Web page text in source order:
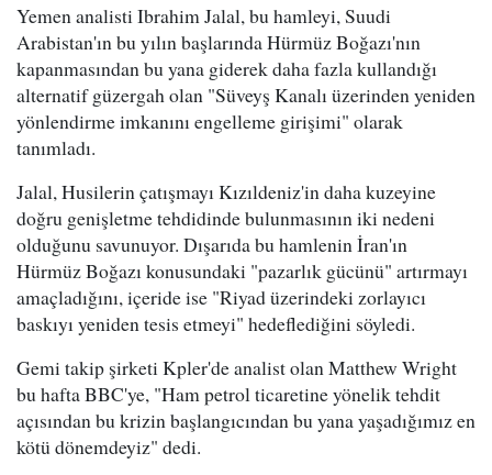
Yemen analisti Ibrahim Jalal, bu hamleyi, Suudi
Arabistan'ın bu yılın başlarında Hürmüz Boğazı'nın
kapanmasından bu yana giderek daha fazla kullandığı
alternatif güzergah olan "Süveyş Kanalı üzerinden yeniden
yönlendirme imkanını engelleme girişimi" olarak
tanımladı.
Jalal, Husilerin çatışmayı Kızıldeniz'in daha kuzeyine
doğru genişletme tehdidinde bulunmasının iki nedeni
olduğunu savunuyor. Dışarıda bu hamlenin İran'ın
Hürmüz Boğazı konusundaki "pazarlık gücünü" artırmayı
amaçladığını, içeride ise "Riyad üzerindeki zorlayıcı
baskıyı yeniden tesis etmeyi" hedeflediğini söyledi.
Gemi takip şirketi Kpler'de analist olan Matthew Wright
bu hafta BBC'ye, "Ham petrol ticaretine yönelik tehdit
açısından bu krizin başlangıcından bu yana yaşadığımız en
kötü dönemdeyiz" dedi.